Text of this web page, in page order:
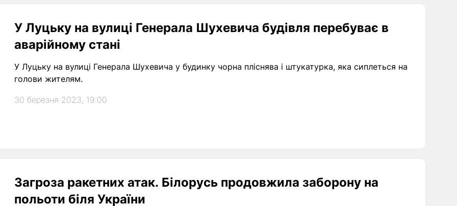
У Луцьку на вулиці Генерала Шухевича будівля перебуває в
аварійному стані
У Луцьку на вулиці Генерала Шухевича у будинку чорна пліснява і штукатурка, яка сиплеться на
голови жителям.
30 березня 2023, 19:00
Загроза ракетних атак. Білорусь продовжила заборону на
польоти біля України